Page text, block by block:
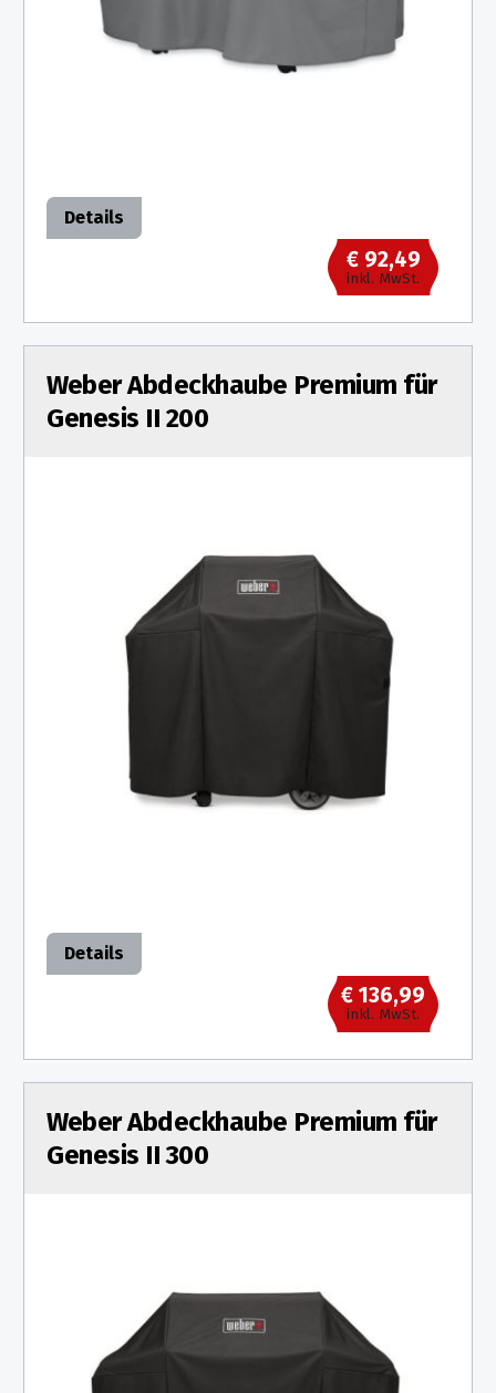
Details
€ 92,49
inkl. MwSt.
Weber Abdeckhaube Premium für
Genesis II 200
Details
€ 136,99
inkl. MwSt.
Weber Abdeckhaube Premium für
Genesis II 300